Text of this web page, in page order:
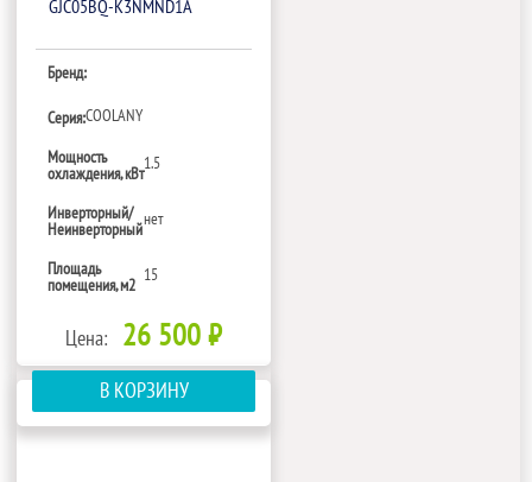
GJC05BQ-K3NMND1A
Бренд:
Серия:COOLANY
Мощность
охлаждения, кВт
1.5
Инверторный/
Неинверторный
нет
Площадь
помещения, м2
15
Цена: 26 500 ₽
В КОРЗИНУ